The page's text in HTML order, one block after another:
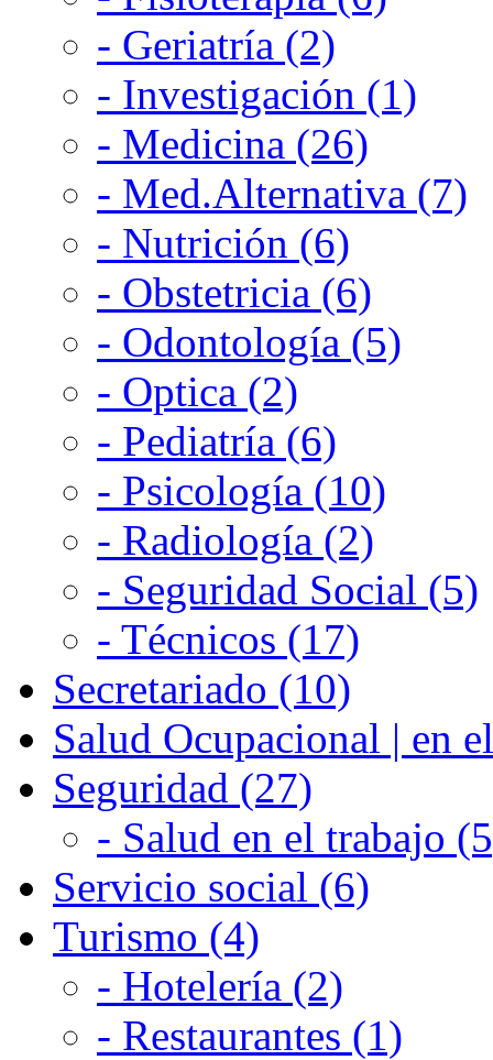
- Geriatría (2)
- Investigación (1)
- Medicina (26)
- Med.Alternativa (7)
- Nutrición (6)
- Obstetricia (6)
- Odontología (5)
- Optica (2)
- Pediatría (6)
- Psicología (10)
- Radiología (2)
- Seguridad Social (5)
- Técnicos (17)
Secretariado (10)
Salud Ocupacional | en
Seguridad (27)
- Salud en el trabajo
Servicio social (6)
Turismo (4)
- Hotelería (2)
- Restaurantes (1)